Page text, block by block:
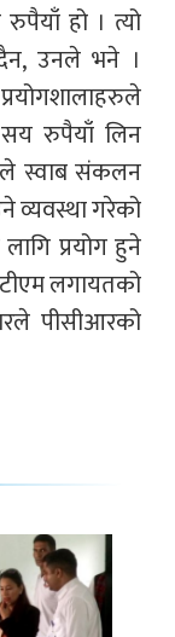
हो । त्यो
उनले भने ।
रुपैयाँ लिन
स्वाब संकलन
व्यवस्था गरेको
लागि प्रयोग हुने
लगायतको
पीसीआरको